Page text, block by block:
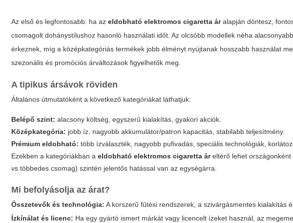
Az első és legfontosabb: ha azeldobható elektromos cigaretta áralapján döntesz,
csomagolt dohánystílushoz hasonló használati időt. Az olcsóbb modellek néha
érkeznek, míg a középkategóriás termékek jobb élményt nyújtanak hosszabb használat
szezonális és promóciós árváltozások figyelhetők meg.
A tipikus ársávok röviden
Általános útmutatóként a következő kategóriákat láthatjuk:
Belépő szint: alacsony költség, egyszerű kialakítás, gyakori akciók.
Középkategória: jobb íz, nagyobb akkumulátor/patron kapacitás, stabilabb teljesítmény.
Prémium eldobható: több ízválaszték, nagyobb pufivadás, speciális technológiák,
Ezekben a kategóriákban aeldobható elektromos cigaretta áreltérő lehet országonként
vs többedes csomag) szintén jelentős hatással van az egységárra.
Mi befolyásolja az árat?
Összetevők és technológia: A korszerű fűtési rendszerek, a szivárgásmentes kialakítás
Ízkínálat és licenc: Ha egy gyártó ismert márkát vagy licencelt ízeket használ, az